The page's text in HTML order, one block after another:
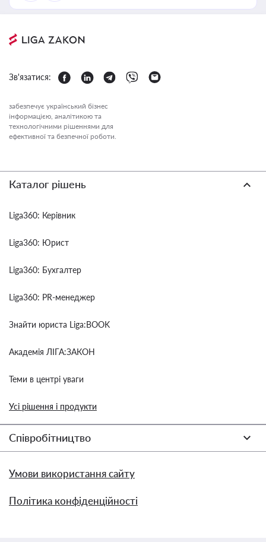
Зв'язатися:
забезпечує український бізнес
інформацією, аналітикою та
технологічними рішеннями для
ефективної та безпечної роботи.
Каталог рішень
Liga360: Керівник
Liga360: Юрист
Liga360: Бухгалтер
Liga360: PR-менеджер
Знайти юриста Liga:BOOK
Академія ЛІГА:ЗАКОН
Теми в центрі уваги
Усі рішення і продукти
Співробітництво
Умови використання сайту
Політика конфіденційності